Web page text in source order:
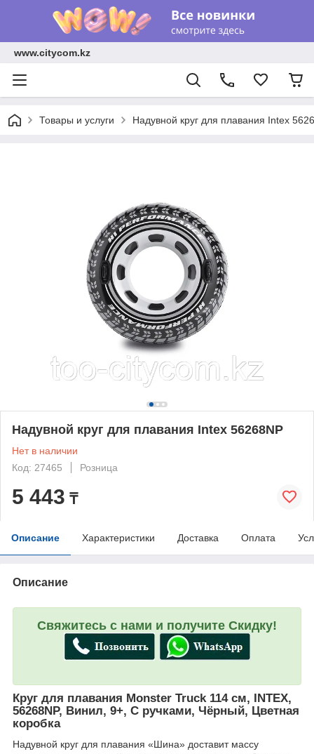
www.citycom.kz
Товары и услуги Надувной круг для плавания Intex
Надувной круг для плавания Intex 56268NP
Нет в наличии
Код: 27465
Розница
5 443 ₸
Описание Характеристики Доставка Оплата
Описание
Свяжитесь с нами и получите Скидку!
Круг для плавания Monster Truck 114 см, INTEX,
56268NP, Винил, 9+, С ручками, Чёрный, Цветная
коробка
Надувной круг для плавания «Шина» доставит массу